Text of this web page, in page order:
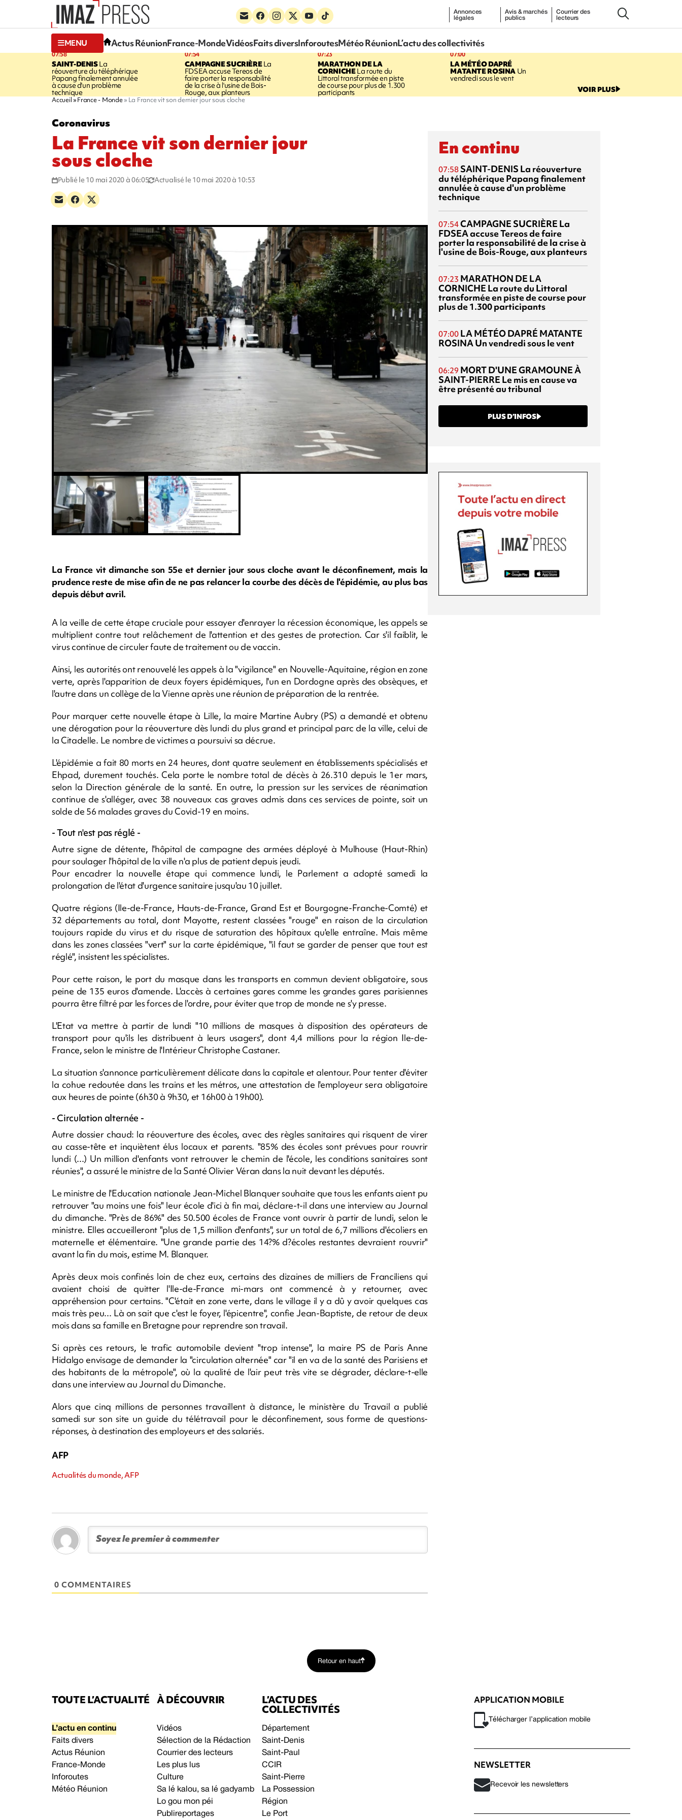
Annonces
légales
Avis & marchés
publics
Courrier des
lecteurs
MENU Actus RéunionFrance-MondeVidéosFaits diversInforoutesMétéo RéunionL’actu des collectivités
07:58
SAINT-DENISLa
réouverture du téléphérique
Papang finalement annulée
à cause d'un problème
technique
07:54
CAMPAGNE SUCRIÈRELa
FDSEA accuse Tereos de
faire porter la responsabilité
de la crise à l'usine de Bois-
Rouge, aux planteurs
07:23
MARATHON DE LA
CORNICHELa route du
Littoral transformée en piste
de course pour plus de 1.300
participants
07:00
LA MÉTÉO DAPRÉ
MATANTE ROSINAUn
vendredi sous le vent
VOIR PLUS
Accueil France - Monde La France vit son dernier jour sous cloche
Coronavirus
La France vit son dernier jour
sous cloche
Publié le 10 mai 2020 à 06:05 Actualisé le 10 mai 2020 à 10:53
La France vit dimanche son 55e et dernier jour sous cloche avant le déconfinement, mais la
prudence reste de mise afin de ne pas relancer la courbe des décès de l'épidémie, au plus bas
depuis début avril.
A la veille de cette étape cruciale pour essayer d'enrayer la récession économique, les appels se
multiplient contre tout relâchement de l'attention et des gestes de protection. Car s'il faiblit, le
virus continue de circuler faute de traitement ou de vaccin.
Ainsi, les autorités ont renouvelé les appels à la "vigilance" en Nouvelle-Aquitaine, région en zone
verte, après l'apparition de deux foyers épidémiques, l'un en Dordogne après des obsèques, et
l'autre dans un collège de la Vienne après une réunion de préparation de la rentrée.
Pour marquer cette nouvelle étape à Lille, la maire Martine Aubry (PS) a demandé et obtenu
une dérogation pour la réouverture dès lundi du plus grand et principal parc de la ville, celui de
la Citadelle. Le nombre de victimes a poursuivi sa décrue.
L'épidémie a fait 80 morts en 24 heures, dont quatre seulement en établissements spécialisés et
Ehpad, durement touchés. Cela porte le nombre total de décès à 26.310 depuis le 1er mars,
selon la Direction générale de la santé. En outre, la pression sur les services de réanimation
continue de s'alléger, avec 38 nouveaux cas graves admis dans ces services de pointe, soit un
solde de 56 malades graves du Covid-19 en moins.
- Tout n'est pas réglé -
Autre signe de détente, l'hôpital de campagne des armées déployé à Mulhouse (Haut-Rhin)
pour soulager l'hôpital de la ville n'a plus de patient depuis jeudi.
Pour encadrer la nouvelle étape qui commence lundi, le Parlement a adopté samedi la
prolongation de l'état d'urgence sanitaire jusqu'au 10 juillet.
Quatre régions (Ile-de-France, Hauts-de-France, Grand Est et Bourgogne-Franche-Comté) et
32 départements au total, dont Mayotte, restent classées "rouge" en raison de la circulation
toujours rapide du virus et du risque de saturation des hôpitaux qu'elle entraîne. Mais même
dans les zones classées "vert" sur la carte épidémique, "il faut se garder de penser que tout est
réglé", insistent les spécialistes.
Pour cette raison, le port du masque dans les transports en commun devient obligatoire, sous
peine de 135 euros d'amende. L'accès à certaines gares comme les grandes gares parisiennes
pourra être filtré par les forces de l'ordre, pour éviter que trop de monde ne s'y presse.
L'Etat va mettre à partir de lundi "10 millions de masques à disposition des opérateurs de
transport pour qu'ils les distribuent à leurs usagers", dont 4,4 millions pour la région Ile-de-
France, selon le ministre de l'Intérieur Christophe Castaner.
La situation s'annonce particulièrement délicate dans la capitale et alentour. Pour tenter d'éviter
la cohue redoutée dans les trains et les métros, une attestation de l'employeur sera obligatoire
aux heures de pointe (6h30 à 9h30, et 16h00 à 19h00).
- Circulation alternée -
Autre dossier chaud: la réouverture des écoles, avec des règles sanitaires qui risquent de virer
au casse-tête et inquiètent élus locaux et parents. "85% des écoles sont prévues pour rouvrir
lundi (...) Un million d'enfants vont retrouver le chemin de l'école, les conditions sanitaires sont
réunies", a assuré le ministre de la Santé Olivier Véran dans la nuit devant les députés.
Le ministre de l'Education nationale Jean-Michel Blanquer souhaite que tous les enfants aient pu
retrouver "au moins une fois" leur école d'ici à fin mai, déclare-t-il dans une interview au Journal
du dimanche. "Près de 86%" des 50.500 écoles de France vont ouvrir à partir de lundi, selon le
ministre. Elles accueilleront "plus de 1,5 million d'enfants", sur un total de 6,7 millions d'écoliers en
maternelle et élémentaire. "Une grande partie des 14?% d?écoles restantes devraient rouvrir"
avant la fin du mois, estime M. Blanquer.
Après deux mois confinés loin de chez eux, certains des dizaines de milliers de Franciliens qui
avaient choisi de quitter l'Ile-de-France mi-mars ont commencé à y retourner, avec
appréhension pour certains. "C'était en zone verte, dans le village il y a dû y avoir quelques cas
mais très peu... Là on sait que c'est le foyer, l'épicentre", confie Jean-Baptiste, de retour de deux
mois dans sa famille en Bretagne pour reprendre son travail.
Si après ces retours, le trafic automobile devient "trop intense", la maire PS de Paris Anne
Hidalgo envisage de demander la "circulation alternée" car "il en va de la santé des Parisiens et
des habitants de la métropole", où la qualité de l'air peut très vite se dégrader, déclare-t-elle
dans une interview au Journal du Dimanche.
Alors que cinq millions de personnes travaillent à distance, le ministère du Travail a publié
samedi sur son site un guide du télétravail pour le déconfinement, sous forme de questions-
réponses, à destination des employeurs et des salariés.
AFP
Actualités du monde, AFP
0 COMMENTAIRES
En continu
07:58 SAINT-DENIS La réouverture
du téléphérique Papang finalement
annulée à cause d'un problème
technique
07:54CAMPAGNE SUCRIÈRE La
FDSEA accuse Tereos de faire
porter la responsabilité de la crise à
l'usine de Bois-Rouge, aux planteurs
07:23 MARATHON DE LA
CORNICHE La route du Littoral
transformée en piste de course pour
plus de 1.300 participants
07:00 LA MÉTÉO DAPRÉ MATANTE
ROSINAUn vendredi sous le vent
06:29 MORT D'UNE GRAMOUNE À
SAINT-PIERRE Le mis en cause va
être présenté au tribunal
PLUS D’INFOS
Retour en haut
TOUTE L’ACTUALITÉ
L’actu en continu
Faits divers
Actus Réunion
France-Monde
Inforoutes
Météo Réunion
À DÉCOUVRIR
Vidéos
Sélection de la Rédaction
Courrier des lecteurs
Les plus lus
Culture
Sa lé kalou, sa lé gadyamb
Lo gou mon péi
Publireportages
L’ACTU DES
COLLECTIVITÉS
Département
Saint-Denis
Saint-Paul
CCIR
Saint-Pierre
La Possession
Région
Le Port
APPLICATION MOBILE
Télécharger l’application mobile
NEWSLETTER
Recevoir les newsletters